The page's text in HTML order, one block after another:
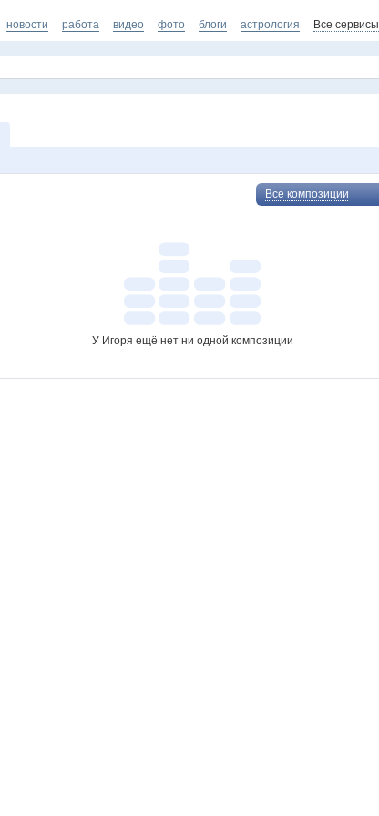
новости работа видео фото блоги астрология Все сервисы
Все композиции
У Игоря ещё нет ни одной композиции